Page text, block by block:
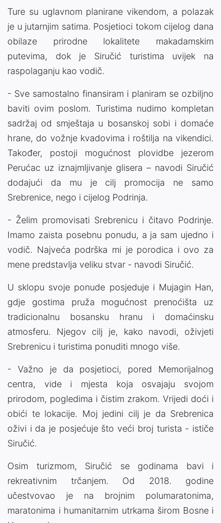
Ture su uglavnom planirane vikendom, a polazak
je u jutarnjim satima. Posjetioci tokom cijelog dana
obilaze prirodne lokalitete makadamskim
putevima, dok je Siručić turistima uvijek na
raspolaganju kao vodič.
- Sve samostalno finansiram i planiram se ozbiljno
baviti ovim poslom. Turistima nudimo kompletan
sadržaj od smještaja u bosanskoj sobi i domaće
hrane, do vožnje kvadovima i roštilja na vikendici.
Također, postoji mogućnost plovidbe jezerom
Perućac uz iznajmljivanje glisera – navodi Siručić
dodajući da mu je cilj promocija ne samo
Srebrenice, nego i cijelog Podrinja.
- Želim promovisati Srebrenicu i čitavo Podrinje.
Imamo zaista posebnu ponudu, a ja sam ujedno i
vodič. Najveća podrška mi je porodica i ovo za
mene predstavlja veliku stvar - navodi Siručić.
U sklopu svoje ponude posjeduje i Mujagin Han,
gdje gostima pruža mogućnost prenoćišta uz
tradicionalnu bosansku hranu i domaćinsku
atmosferu. Njegov cilj je, kako navodi, oživjeti
Srebrenicu i turistima ponuditi mnogo više.
- Važno je da posjetioci, pored Memorijalnog
centra, vide i mjesta koja osvajaju svojom
prirodom, pogledima i čistim zrakom. Vrijedi doći i
obići te lokacije. Moj jedini cilj je da Srebrenica
oživi i da je posjećuje što veći broj turista - ističe
Siručić.
Osim turizmom, Siručić se godinama bavi i
rekreativnim trčanjem. Od 2018. godine
učestvovao je na brojnim polumaratonima,
maratonima i humanitarnim utrkama širom Bosne i